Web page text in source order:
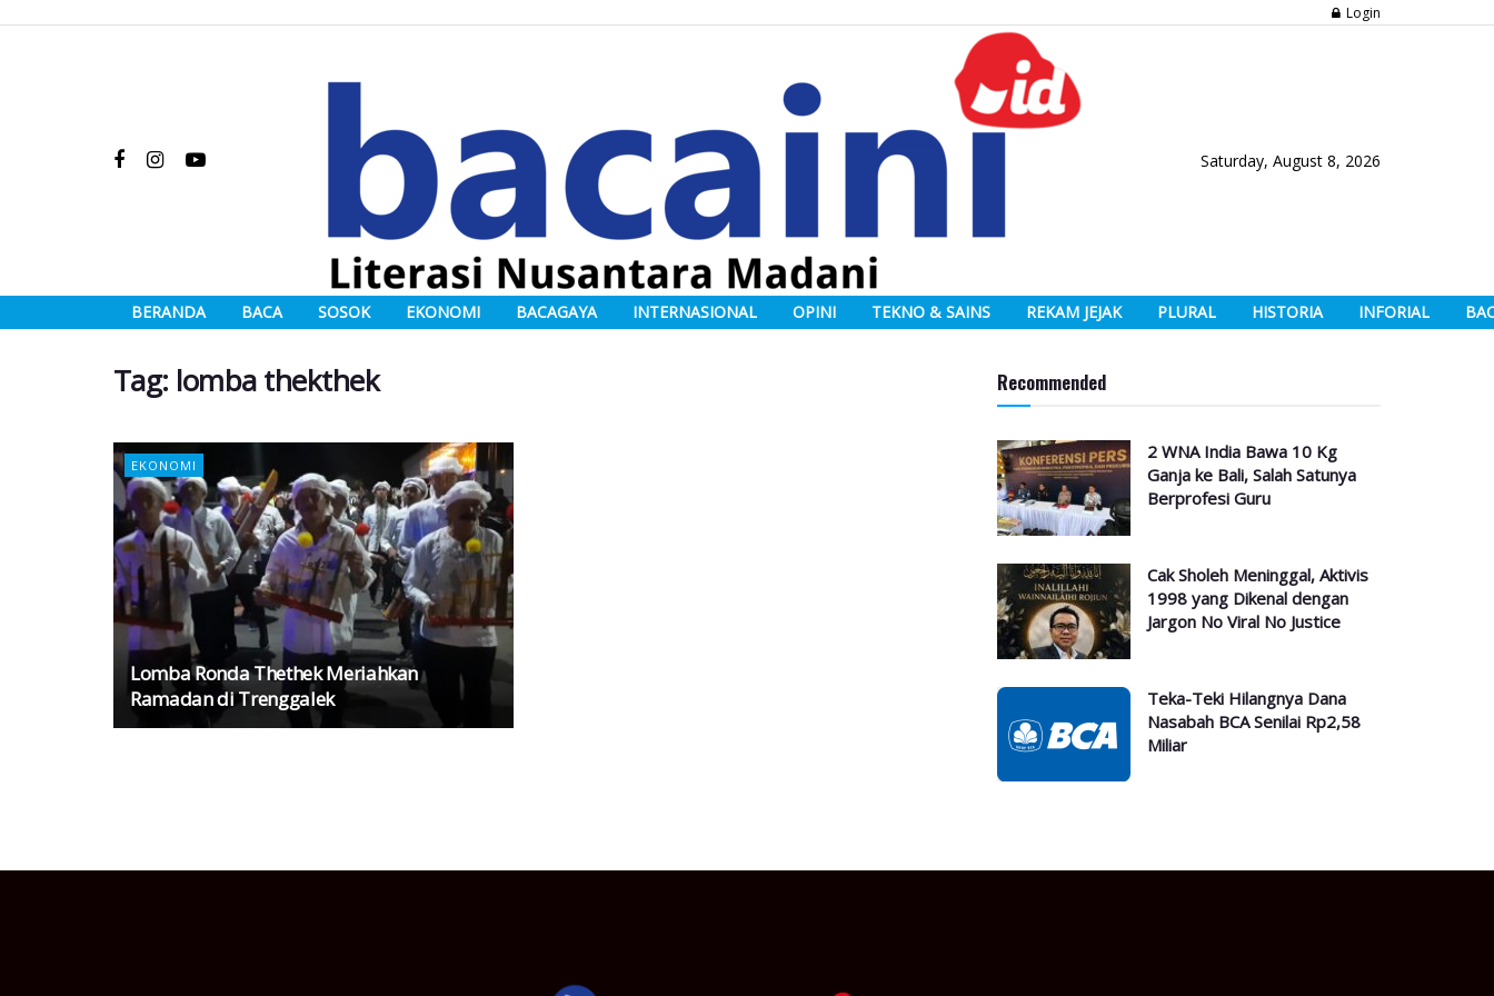
Login
Saturday, August 8, 2026
BERANDA BACA SOSOK EKONOMI BACAGAYA INTERNASIONAL OPINI TEKNO & SAINS REKAM JEJAK PLURAL HISTORIA INFORIAL
Tag: lomba thekthek
EKONOMI
Lomba Ronda Thethek Meriahkan
Ramadan di Trenggalek
Recommended
2 WNA India Bawa 10 Kg
Ganja ke Bali, Salah Satunya
Berprofesi Guru
Cak Sholeh Meninggal, Aktivis
1998 yang Dikenal dengan
Jargon No Viral No Justice
Teka-Teki Hilangnya Dana
Nasabah BCA Senilai Rp2,58
Miliar